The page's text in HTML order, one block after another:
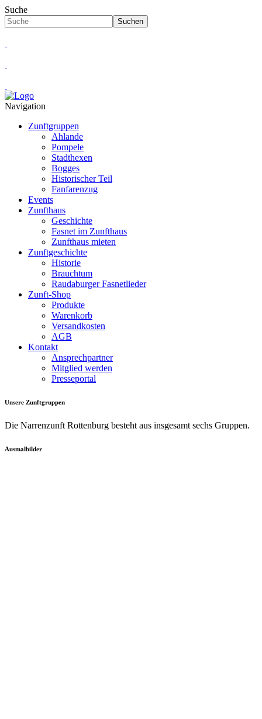
Suche
Suchen
Navigation
Zunftgruppen
Ahlande
Pompele
Stadthexen
Bogges
Historischer Teil
Fanfarenzug
Events
Zunfthaus
Geschichte
Fasnet im Zunfthaus
Zunfthaus mieten
Zunftgeschichte
Historie
Brauchtum
Raudaburger Fasnetlieder
Zunft-Shop
Produkte
Warenkorb
Versandkosten
AGB
Kontakt
Ansprechpartner
Mitglied werden
Presseportal
Unsere Zunftgruppen
Die Narrenzunft Rottenburg besteht aus insgesamt sechs Gruppen.
Ausmalbilder